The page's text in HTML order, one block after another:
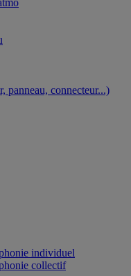
panneau, connecteur...)
individuel
collectif